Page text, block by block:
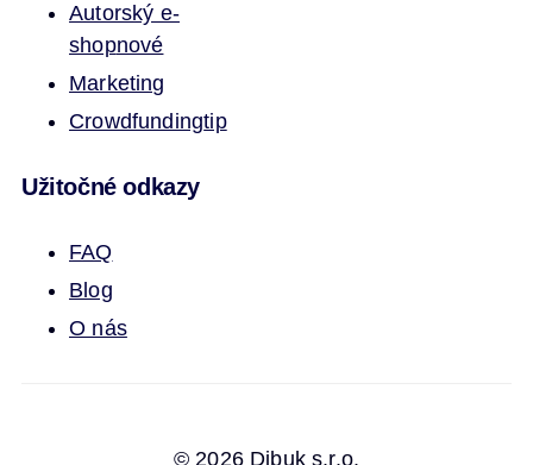
Autorský e-
shopnové
Marketing
Crowdfundingtip
Užitočné odkazy
FAQ
Blog
O nás
© 2026 Dibuk s.r.o.